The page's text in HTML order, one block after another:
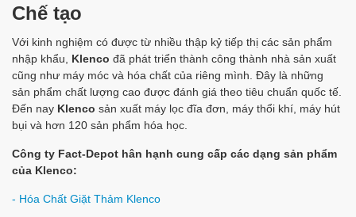
Chế tạo
Với kinh nghiệm có được từ nhiều thập kỷ tiếp thị các sản phẩm
nhập khẩu, Klenco đã phát triển thành công thành nhà sản xuất
cũng như máy móc và hóa chất của riêng mình. Đây là những
sản phẩm chất lượng cao được đánh giá theo tiêu chuẩn quốc tế.
Đến nay Klenco sản xuất máy lọc đĩa đơn, máy thổi khí, máy hút
bụi và hơn 120 sản phẩm hóa học.
Công ty Fact-Depot hân hạnh cung cấp các dạng sản phẩm
của Klenco:
- Hóa Chất Giặt Thảm Klenco